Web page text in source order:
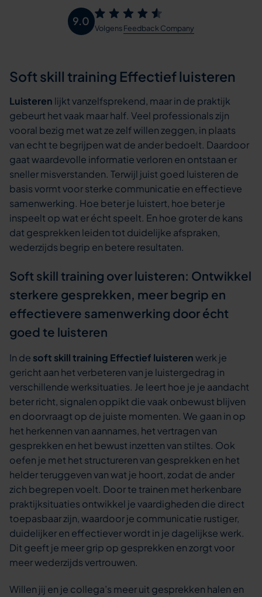
Soft skill training Effectief luisteren
Luisteren lijkt vanzelfsprekend, maar in de praktijk
gebeurt het vaak maar half. Veel professionals zijn
vooral bezig met wat ze zelf willen zeggen, in plaats
van echt te begrijpen wat de ander bedoelt. Daardoor
gaat waardevolle informatie verloren en ontstaan er
sneller misverstanden. Terwijl juist goed luisteren de
basis vormt voor sterke communicatie en effectieve
samenwerking. Hoe beter je luistert, hoe beter je
inspeelt op wat er écht speelt. En hoe groter de kans
dat gesprekken leiden tot duidelijke afspraken,
wederzijds begrip en betere resultaten.
Soft skill training over luisteren: Ontwikkel
sterkere gesprekken, meer begrip en
effectievere samenwerking door écht
goed te luisteren
In de soft skill training Effectief luisterenwerk je
gericht aan het verbeteren van je luistergedrag in
verschillende werksituaties. Je leert hoe je je aandacht
beter richt, signalen oppikt die vaak onbewust blijven
en doorvraagt op de juiste momenten. We gaan in op
het herkennen van aannames, het vertragen van
gesprekken en het bewust inzetten van stiltes. Ook
oefen je met het structureren van gesprekken en het
helder teruggeven van wat je hoort, zodat de ander
zich begrepen voelt. Door te trainen met herkenbare
praktijksituaties ontwikkel je vaardigheden die direct
toepasbaar zijn, waardoor je communicatie rustiger,
duidelijker en effectiever wordt in je dagelijkse werk.
Dit geeft je meer grip op gesprekken en zorgt voor
meer wederzijds vertrouwen.
Willen jij en je collega’s meer uit gesprekken halen en
9.0
VolgensFeedback Company